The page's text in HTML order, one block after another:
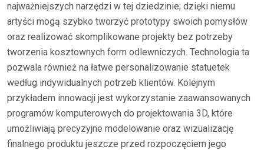
najważniejszych narzędzi w tej dziedzinie; dzięki niemu
artyści mogą szybko tworzyć prototypy swoich pomysłów
oraz realizować skomplikowane projekty bez potrzeby
tworzenia kosztownych form odlewniczych. Technologia ta
pozwala również na łatwe personalizowanie statuetek
według indywidualnych potrzeb klientów. Kolejnym
przykładem innowacji jest wykorzystanie zaawansowanych
programów komputerowych do projektowania 3D, które
umożliwiają precyzyjne modelowanie oraz wizualizację
finalnego produktu jeszcze przed rozpoczęciem jego